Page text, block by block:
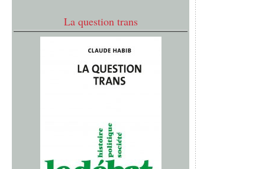
La question trans